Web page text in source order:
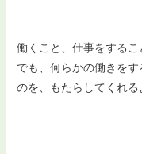
働くこと、仕事をするこ
でも、何らかの働きを
のを、もたらしてくれる